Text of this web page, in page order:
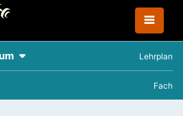
Lehrplan
Fach